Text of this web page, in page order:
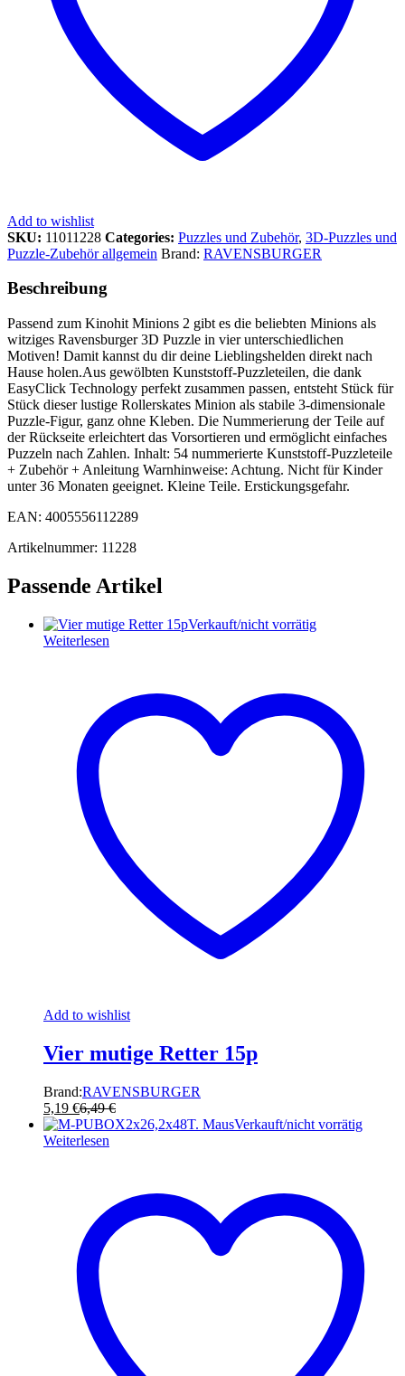
Add to wishlist
SKU: 11011228 Categories: Puzzles und Zubehör, 3D-Puzzles und
Puzzle-Zubehör allgemein Brand: RAVENSBURGER
Beschreibung
Passend zum Kinohit Minions 2 gibt es die beliebten Minions als
witziges Ravensburger 3D Puzzle in vier unterschiedlichen
Motiven! Damit kannst du dir deine Lieblingshelden direkt nach
Hause holen.Aus gewölbten Kunststoff-Puzzleteilen, die dank
EasyClick Technology perfekt zusammen passen, entsteht Stück für
Stück dieser lustige Rollerskates Minion als stabile 3-dimensionale
Puzzle-Figur, ganz ohne Kleben. Die Nummerierung der Teile auf
der Rückseite erleichtert das Vorsortieren und ermöglicht einfaches
Puzzeln nach Zahlen. Inhalt: 54 nummerierte Kunststoff-Puzzleteile
+ Zubehör + Anleitung Warnhinweise: Achtung. Nicht für Kinder
unter 36 Monaten geeignet. Kleine Teile. Erstickungsgefahr.
EAN: 4005556112289
Artikelnummer: 11228
Passende Artikel
Verkauft/nicht vorrätig
Weiterlesen
Add to wishlist
Vier mutige Retter 15p
Brand:RAVENSBURGER
5,19 €6,49€
Verkauft/nicht vorrätig
Weiterlesen